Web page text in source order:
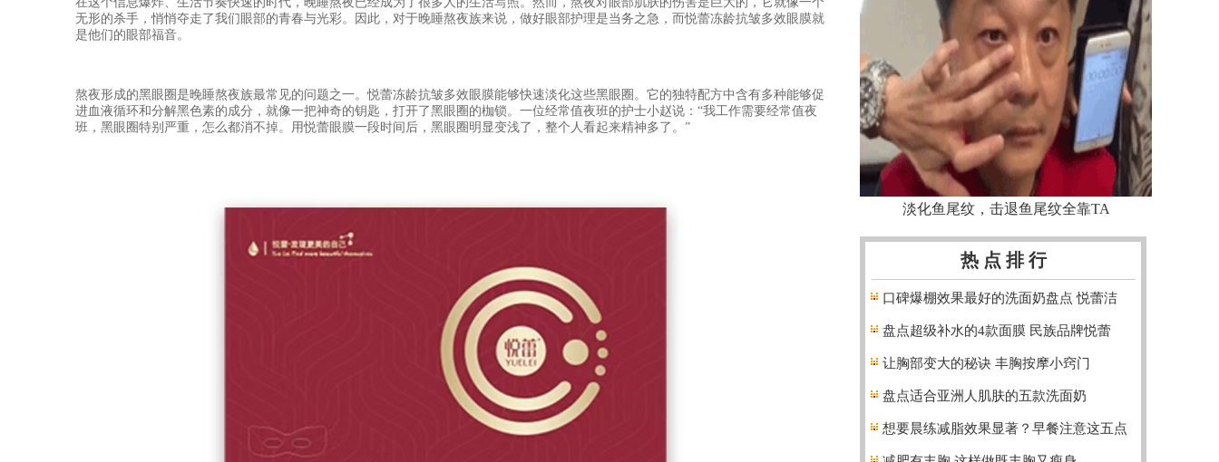
无形的杀手，悄悄夺走了我们眼部的青春与光彩。因此，对于晚睡熬夜族来说，做好眼部护理是当务之急，而悦蕾冻龄抗皱多效眼膜就
是他们的眼部福音。
熬夜形成的黑眼圈是晚睡熬夜族最常见的问题之一。悦蕾冻龄抗皱多效眼膜能够快速淡化这些黑眼圈。它的独特配方中含有多种能够促
进血液循环和分解黑色素的成分，就像一把神奇的钥匙，打开了黑眼圈的枷锁。一位经常值夜班的护士小赵说： “我工作需要经常值夜
班，黑眼圈特别严重，怎么都消不掉。用悦蕾眼膜一段时间后，黑眼圈明显变浅了，整个人看起来精神多了。”